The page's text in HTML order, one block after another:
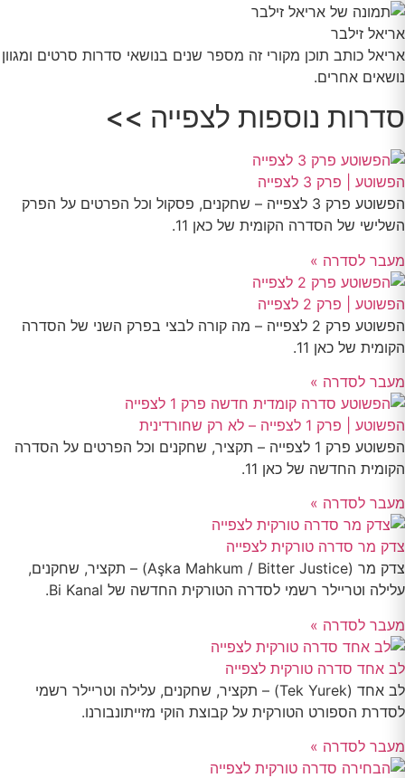
אריאל זילבר
אריאל כותב תוכן מקורי זה מספר שנים בנושאי סדרות סרטים ומגוון
נושאים אחרים.
סדרות נוספות לצפייה >>
הפשוטע | פרק 3 לצפייה
הפשוטע פרק 3 לצפייה – שחקנים, פסקול וכל הפרטים על הפרק
השלישי של הסדרה הקומית של כאן 11.
מעבר לסדרה »
הפשוטע | פרק 2 לצפייה
הפשוטע פרק 2 לצפייה – מה קורה לבצי בפרק השני של הסדרה
הקומית של כאן 11.
מעבר לסדרה »
הפשוטע | פרק 1 לצפייה – לא רק שחורדינית
הפשוטע פרק 1 לצפייה – תקציר, שחקנים וכל הפרטים על הסדרה
הקומית החדשה של כאן 11.
מעבר לסדרה »
צדק מר סדרה טורקית לצפייה
צדק מר (Aşka Mahkum / Bitter Justice) – תקציר, שחקנים,
עלילה וטריילר רשמי לסדרה הטורקית החדשה של Bi Kanal.
מעבר לסדרה »
לב אחד סדרה טורקית לצפייה
לב אחד (Tek Yurek) – תקציר, שחקנים, עלילה וטריילר רשמי
לסדרת הספורט הטורקית על קבוצת הוקי מזייתונבורנו.
מעבר לסדרה »